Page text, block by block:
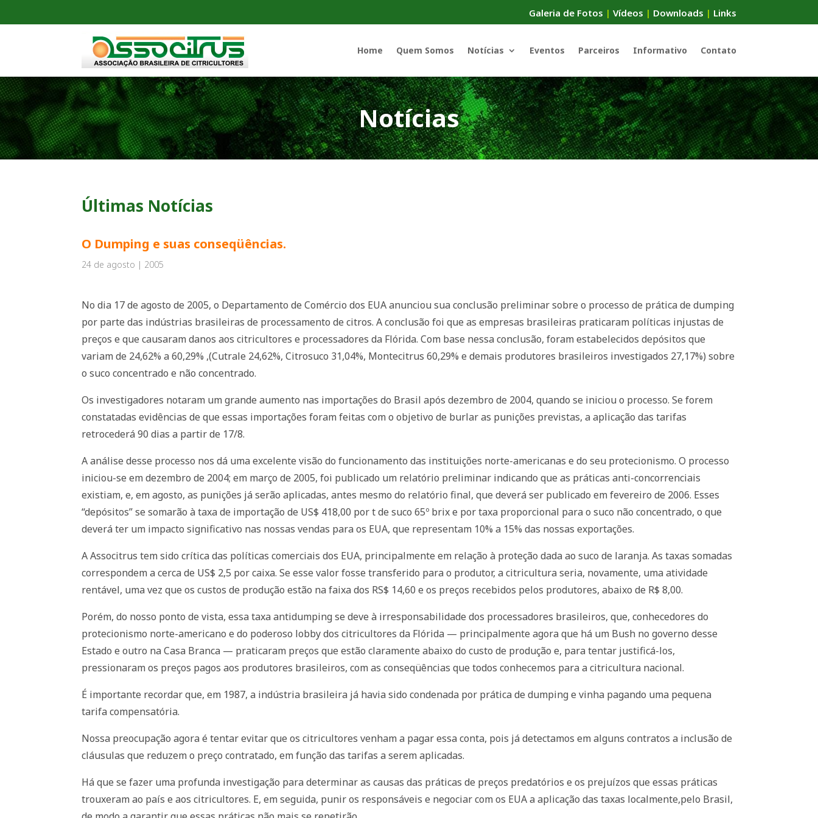
Galeria de Fotos | Vídeos | Downloads | Links
Home Quem Somos Notícias Eventos Parceiros Informativo Contato
Notícias
Últimas Notícias
O Dumping e suas conseqüências.
24 de agosto | 2005
No dia 17 de agosto de 2005, o Departamento de Comércio dos EUA anunciou sua conclusão preliminar sobre o processo de prática de dumping
por parte das indústrias brasileiras de processamento de citros. A conclusão foi que as empresas brasileiras praticaram políticas injustas de
preços e que causaram danos aos citricultores e processadores da Flórida. Com base nessa conclusão, foram estabelecidos depósitos que
variam de 24,62% a 60,29% ,(Cutrale 24,62%, Citrosuco 31,04%, Montecitrus 60,29% e demais produtores brasileiros investigados 27,17%) sobre
o suco concentrado e não concentrado.
Os investigadores notaram um grande aumento nas importações do Brasil após dezembro de 2004, quando se iniciou o processo. Se forem
constatadas evidências de que essas importações foram feitas com o objetivo de burlar as punições previstas, a aplicação das tarifas
retrocederá 90 dias a partir de 17/8.
A análise desse processo nos dá uma excelente visão do funcionamento das instituições norte-americanas e do seu protecionismo. O processo
iniciou-se em dezembro de 2004; em março de 2005, foi publicado um relatório preliminar indicando que as práticas anti-concorrenciais
existiam, e, em agosto, as punições já serão aplicadas, antes mesmo do relatório final, que deverá ser publicado em fevereiro de 2006. Esses
“depósitos” se somarão à taxa de importação de US$ 418,00 por t de suco 65º brix e por taxa proporcional para o suco não concentrado, o que
deverá ter um impacto significativo nas nossas vendas para os EUA, que representam 10% a 15% das nossas exportações.
A Associtrus tem sido crítica das políticas comerciais dos EUA, principalmente em relação à proteção dada ao suco de laranja. As taxas somadas
correspondem a cerca de US$ 2,5 por caixa. Se esse valor fosse transferido para o produtor, a citricultura seria, novamente, uma atividade
rentável, uma vez que os custos de produção estão na faixa dos RS$ 14,60 e os preços recebidos pelos produtores, abaixo de R$ 8,00.
Porém, do nosso ponto de vista, essa taxa antidumping se deve à irresponsabilidade dos processadores brasileiros, que, conhecedores do
protecionismo norte-americano e do poderoso lobby dos citricultores da Flórida — principalmente agora que há um Bush no governo desse
Estado e outro na Casa Branca — praticaram preços que estão claramente abaixo do custo de produção e, para tentar justificá-los,
pressionaram os preços pagos aos produtores brasileiros, com as conseqüências que todos conhecemos para a citricultura nacional.
É importante recordar que, em 1987, a indústria brasileira já havia sido condenada por prática de dumping e vinha pagando uma pequena
tarifa compensatória.
Nossa preocupação agora é tentar evitar que os citricultores venham a pagar essa conta, pois já detectamos em alguns contratos a inclusão de
cláusulas que reduzem o preço contratado, em função das tarifas a serem aplicadas.
Há que se fazer uma profunda investigação para determinar as causas das práticas de preços predatórios e os prejuízos que essas práticas
trouxeram ao país e aos citricultores. E, em seguida, punir os responsáveis e negociar com os EUA a aplicação das taxas localmente,pelo Brasil,